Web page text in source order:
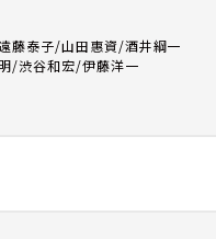
藤泰子/山田惠資/酒井綱一
/渋谷和宏/伊藤洋一